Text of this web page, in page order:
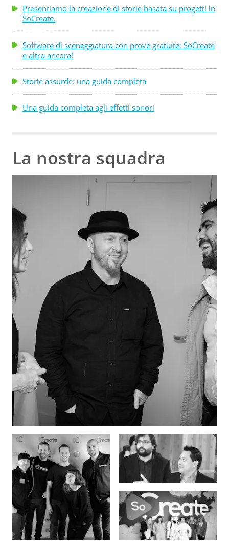
Presentiamo la creazione di storie basata su progetti in
SoCreate.
Software di sceneggiatura con prove gratuite: SoCreate
e altro ancora!
Storie assurde: una guida completa
Una guida completa agli effetti sonori
La nostra squadra